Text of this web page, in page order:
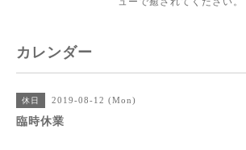
カレンダー
休日 2019-08-12 (Mon)
臨時休業